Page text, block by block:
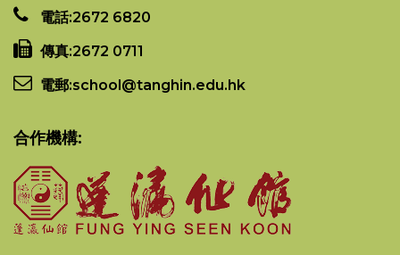
電話:2672 6820
傳真:2672 0711
電郵:school@tanghin.edu.hk
合作機構: